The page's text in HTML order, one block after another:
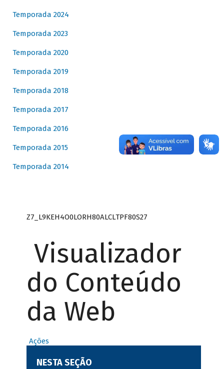
Temporada 2024
Temporada 2023
Temporada 2020
Temporada 2019
Temporada 2018
Temporada 2017
Temporada 2016
Temporada 2015
Temporada 2014
Z7_L9KEH4O0LORH80ALCLTPF80S27
Visualizador
do Conteúdo
da Web
Ações
NESTA SEÇÃO